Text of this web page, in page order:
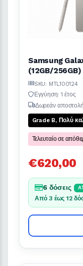
Samsung
(12GB/
SKU: MTL100124
Εγγύηση: 1 έτος
Δωρεάν αποστολή
Grade B, Πολύ
Τελευταίο σε
€620,00
6 δόσεις
Από 3 έως 12